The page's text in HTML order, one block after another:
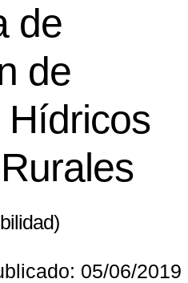
de
de
Hídricos
05/06/2019